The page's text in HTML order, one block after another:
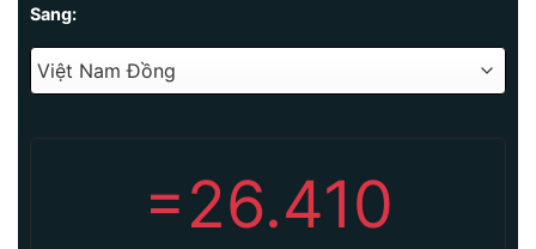
Sang:
=26.410